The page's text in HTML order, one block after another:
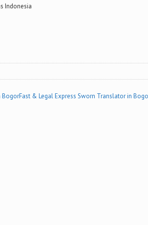
Indonesia
BogorFast & Legal Express Sworn Translator in